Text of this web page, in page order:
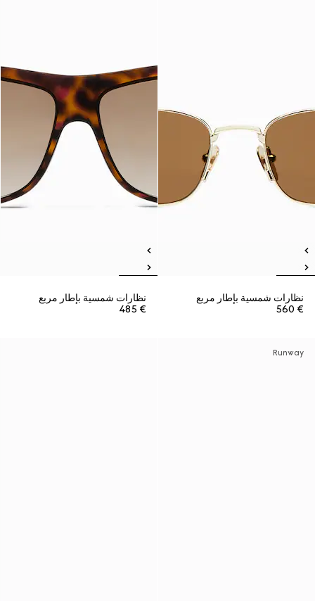
نظارات شمسية بإطار مربع
€ 560
نظارات شمسية بإطار مربع
€ 485
Runway